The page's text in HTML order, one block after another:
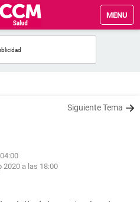
MENU
Siguiente Tema
2020 a las 18:00